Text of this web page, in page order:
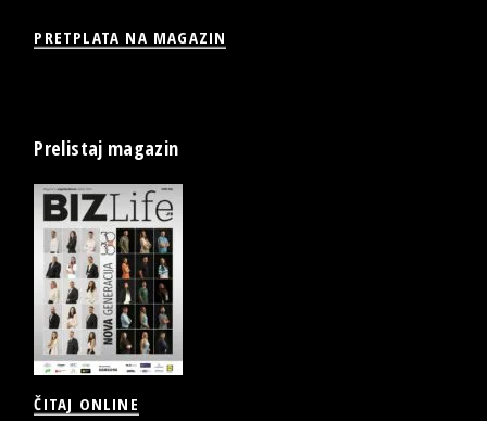
PRETPLATA NA MAGAZIN
Prelistaj magazin
ČITAJ ONLINE